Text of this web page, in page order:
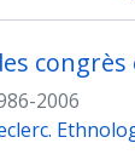
congrès
2006